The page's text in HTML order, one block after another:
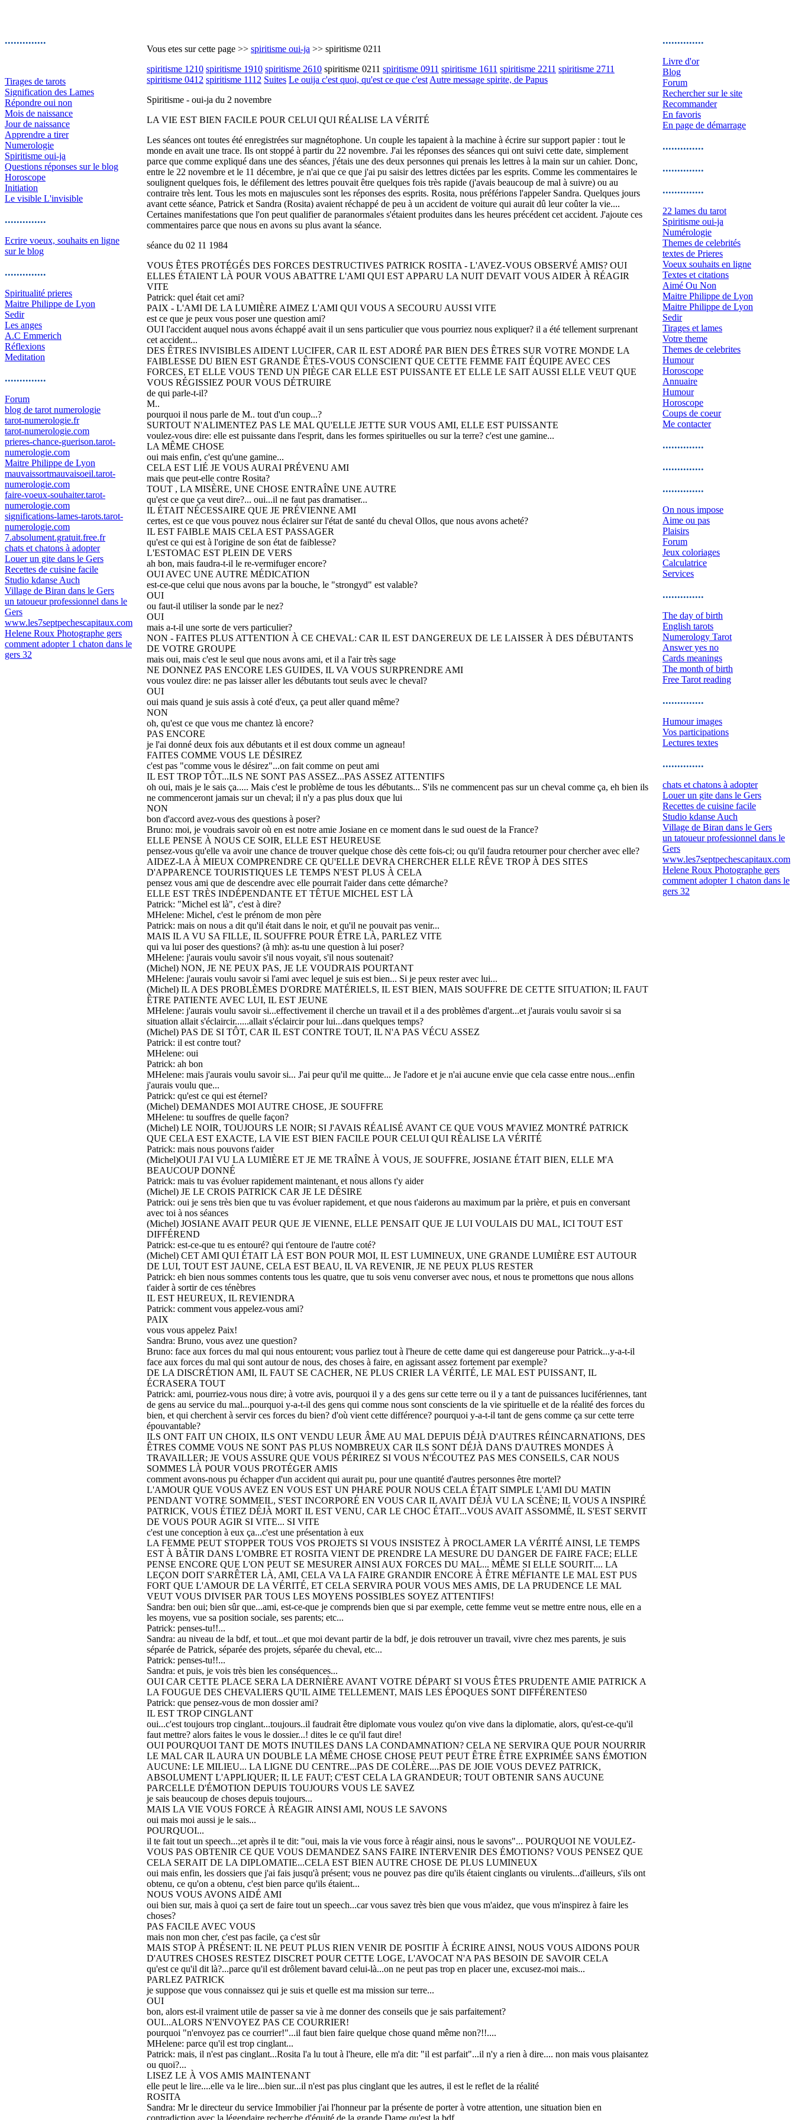
..............
Tirages de tarots
Signification des Lames
Répondre oui non
Mois de naissance
Jour de naissance
Apprendre a tirer
Numerologie
Spiritisme oui-ja
Questions réponses sur le blog
Horoscope
Initiation
Le visible L'invisible
..............
Ecrire voeux, souhaits en ligne
sur le blog
..............
Spiritualité prieres
Maitre Philippe de Lyon
Sedir
Les anges
A.C Emmerich
Réflexions
Meditation
..............
Forum
blog de tarot numerologie
tarot-numerologie.fr
tarot-numerologie.com
prieres-chance-guerison.tarot-
numerologie.com
Maitre Philippe de Lyon
mauvaissortmauvaisoeil.tarot-
numerologie.com
faire-voeux-souhaiter.tarot-
numerologie.com
significations-lames-tarots.tarot-
numerologie.com
7.absolument.gratuit.free.fr
chats et chatons à adopter
Louer un gite dans le Gers
Recettes de cuisine facile
Studio kdanse Auch
Village de Biran dans le Gers
un tatoueur professionnel dans le
Gers
www.les7septpechescapitaux.com
Helene Roux Photographe gers
comment adopter 1 chaton dans le
gers 32
Vous etes sur cette page >> spiritisme oui-ja >> spiritisme 0211
spiritisme 1210 spiritisme 1910 spiritisme 2610 spiritisme 0211 spiritisme 0911 spiritisme 1611 spiritisme 2211 spiritisme 2711
spiritisme 0412 spiritisme 1112 Suites Le ouija c'est quoi, qu'est ce que c'est Autre message spirite, de Papus
Spiritisme - oui-ja du 2 novembre
LA VIE EST BIEN FACILE POUR CELUI QUI RÉALISE LA VÉRITÉ
Les séances ont toutes été enregistrées sur magnétophone. Un couple les tapaient à la machine à écrire sur support papier : tout le
monde en avait une trace. Ils ont stoppé à partir du 22 novembre. J'ai les réponses des séances qui ont suivi cette date, simplement
parce que comme expliqué dans une des séances, j'étais une des deux personnes qui prenais les lettres à la main sur un cahier. Donc,
entre le 22 novembre et le 11 décembre, je n'ai que ce que j'ai pu saisir des lettres dictées par les esprits. Comme les commentaires le
soulignent quelques fois, le défilement des lettres pouvait être quelques fois très rapide (j'avais beaucoup de mal à suivre) ou au
contraire très lent. Tous les mots en majuscules sont les réponses des esprits. Rosita, nous préférions l'appeler Sandra. Quelques jours
avant cette séance, Patrick et Sandra (Rosita) avaient réchappé de peu à un accident de voiture qui aurait dû leur coûter la vie....
Certaines manifestations que l'on peut qualifier de paranormales s'étaient produites dans les heures précédent cet accident. J'ajoute ces
commentaires parce que nous en avons su plus avant la séance.
séance du 02 11 1984
VOUS ÊTES PROTÉGÉS DES FORCES DESTRUCTIVES PATRICK ROSITA - L'AVEZ-VOUS OBSERVÉ AMIS? OUI
ELLES ÉTAIENT LÀ POUR VOUS ABATTRE L'AMI QUI EST APPARU LA NUIT DEVAIT VOUS AIDER À RÉAGIR
VITE
Patrick: quel était cet ami?
PAIX - L'AMI DE LA LUMIÈRE AIMEZ L'AMI QUI VOUS A SECOURU AUSSI VITE
est ce que je peux vous poser une question ami?
OUI l'accident auquel nous avons échappé avait il un sens particulier que vous pourriez nous expliquer? il a été tellement surprenant
cet accident...
DES ÊTRES INVISIBLES AIDENT LUCIFER, CAR IL EST ADORÉ PAR BIEN DES ÊTRES SUR VOTRE MONDE LA
FAIBLESSE DU BIEN EST GRANDE ÊTES-VOUS CONSCIENT QUE CETTE FEMME FAIT ÉQUIPE AVEC CES
FORCES, ET ELLE VOUS TEND UN PIÈGE CAR ELLE EST PUISSANTE ET ELLE LE SAIT AUSSI ELLE VEUT QUE
VOUS RÉGISSIEZ POUR VOUS DÉTRUIRE
de qui parle-t-il?
M..
pourquoi il nous parle de M.. tout d'un coup...?
SURTOUT N'ALIMENTEZ PAS LE MAL QU'ELLE JETTE SUR VOUS AMI, ELLE EST PUISSANTE
voulez-vous dire: elle est puissante dans l'esprit, dans les formes spirituelles ou sur la terre? c'est une gamine...
LA MÊME CHOSE
oui mais enfin, c'est qu'une gamine...
CELA EST LIÉ JE VOUS AURAI PRÉVENU AMI
mais que peut-elle contre Rosita?
TOUT , LA MISÈRE, UNE CHOSE ENTRAÎNE UNE AUTRE
qu'est ce que ça veut dire?... oui...il ne faut pas dramatiser...
IL ÉTAIT NÉCESSAIRE QUE JE PRÉVIENNE AMI
certes, est ce que vous pouvez nous éclairer sur l'état de santé du cheval Ollos, que nous avons acheté?
IL EST FAIBLE MAIS CELA EST PASSAGER
qu'est ce qui est à l'origine de son état de faiblesse?
L'ESTOMAC EST PLEIN DE VERS
ah bon, mais faudra-t-il le re-vermifuger encore?
OUI AVEC UNE AUTRE MÉDICATION
est-ce-que celui que nous avons par la bouche, le "strongyd" est valable?
OUI
ou faut-il utiliser la sonde par le nez?
OUI
mais a-t-il une sorte de vers particulier?
NON - FAITES PLUS ATTENTION À CE CHEVAL: CAR IL EST DANGEREUX DE LE LAISSER À DES DÉBUTANTS
DE VOTRE GROUPE
mais oui, mais c'est le seul que nous avons ami, et il a l'air très sage
NE DONNEZ PAS ENCORE LES GUIDES, IL VA VOUS SURPRENDRE AMI
vous voulez dire: ne pas laisser aller les débutants tout seuls avec le cheval?
OUI
oui mais quand je suis assis à coté d'eux, ça peut aller quand même?
NON
oh, qu'est ce que vous me chantez là encore?
PAS ENCORE
je l'ai donné deux fois aux débutants et il est doux comme un agneau!
FAITES COMME VOUS LE DÉSIREZ
c'est pas "comme vous le désirez"...on fait comme on peut ami
IL EST TROP TÔT...ILS NE SONT PAS ASSEZ...PAS ASSEZ ATTENTIFS
oh oui, mais je le sais ça..... Mais c'est le problème de tous les débutants... S'ils ne commencent pas sur un cheval comme ça, eh bien ils
ne commenceront jamais sur un cheval; il n'y a pas plus doux que lui
NON
bon d'accord avez-vous des questions à poser?
Bruno: moi, je voudrais savoir où en est notre amie Josiane en ce moment dans le sud ouest de la France?
ELLE PENSE À NOUS CE SOIR, ELLE EST HEUREUSE
pensez-vous qu'elle va avoir une chance de trouver quelque chose dès cette fois-ci; ou qu'il faudra retourner pour chercher avec elle?
AIDEZ-LA À MIEUX COMPRENDRE CE QU'ELLE DEVRA CHERCHER ELLE RÊVE TROP À DES SITES
D'APPARENCE TOURISTIQUES LE TEMPS N'EST PLUS À CELA
pensez vous ami que de descendre avec elle pourrait l'aider dans cette démarche?
ELLE EST TRÈS INDÉPENDANTE ET TÊTUE MICHEL EST LÀ
Patrick: "Michel est là", c'est à dire?
MHelene: Michel, c'est le prénom de mon père
Patrick: mais on nous a dit qu'il était dans le noir, et qu'il ne pouvait pas venir...
MAIS IL A VU SA FILLE, IL SOUFFRE POUR ÊTRE LÀ, PARLEZ VITE
qui va lui poser des questions? (à mh): as-tu une question à lui poser?
MHelene: j'aurais voulu savoir s'il nous voyait, s'il nous soutenait?
(Michel) NON, JE NE PEUX PAS, JE LE VOUDRAIS POURTANT
MHelene: j'aurais voulu savoir si l'ami avec lequel je suis est bien... Si je peux rester avec lui...
(Michel) IL A DES PROBLÈMES D'ORDRE MATÉRIELS, IL EST BIEN, MAIS SOUFFRE DE CETTE SITUATION; IL FAUT
ÊTRE PATIENTE AVEC LUI, IL EST JEUNE
MHelene: j'aurais voulu savoir si...effectivement il cherche un travail et il a des problèmes d'argent...et j'aurais voulu savoir si sa
situation allait s'éclaircir......allait s'éclaircir pour lui...dans quelques temps?
(Michel) PAS DE SI TÔT, CAR IL EST CONTRE TOUT, IL N'A PAS VÉCU ASSEZ
Patrick: il est contre tout?
MHelene: oui
Patrick: ah bon
MHelene: mais j'aurais voulu savoir si... J'ai peur qu'il me quitte... Je l'adore et je n'ai aucune envie que cela casse entre nous...enfin
j'aurais voulu que...
Patrick: qu'est ce qui est éternel?
(Michel) DEMANDES MOI AUTRE CHOSE, JE SOUFFRE
MHelene: tu souffres de quelle façon?
(Michel) LE NOIR, TOUJOURS LE NOIR; SI J'AVAIS RÉALISÉ AVANT CE QUE VOUS M'AVIEZ MONTRÉ PATRICK
QUE CELA EST EXACTE, LA VIE EST BIEN FACILE POUR CELUI QUI RÉALISE LA VÉRITÉ
Patrick: mais nous pouvons t'aider
(Michel)OUI J'AI VU LA LUMIÈRE ET JE ME TRAÎNE À VOUS, JE SOUFFRE, JOSIANE ÉTAIT BIEN, ELLE M'A
BEAUCOUP DONNÉ
Patrick: mais tu vas évoluer rapidement maintenant, et nous allons t'y aider
(Michel) JE LE CROIS PATRICK CAR JE LE DÉSIRE
Patrick: oui je sens très bien que tu vas évoluer rapidement, et que nous t'aiderons au maximum par la prière, et puis en conversant
avec toi à nos séances
(Michel) JOSIANE AVAIT PEUR QUE JE VIENNE, ELLE PENSAIT QUE JE LUI VOULAIS DU MAL, ICI TOUT EST
DIFFÉREND
Patrick: est-ce-que tu es entouré? qui t'entoure de l'autre coté?
(Michel) CET AMI QUI ÉTAIT LÀ EST BON POUR MOI, IL EST LUMINEUX, UNE GRANDE LUMIÈRE EST AUTOUR
DE LUI, TOUT EST JAUNE, CELA EST BEAU, IL VA REVENIR, JE NE PEUX PLUS RESTER
Patrick: eh bien nous sommes contents tous les quatre, que tu sois venu converser avec nous, et nous te promettons que nous allons
t'aider à sortir de ces ténèbres
IL EST HEUREUX, IL REVIENDRA
Patrick: comment vous appelez-vous ami?
PAIX
vous vous appelez Paix!
Sandra: Bruno, vous avez une question?
Bruno: face aux forces du mal qui nous entourent; vous parliez tout à l'heure de cette dame qui est dangereuse pour Patrick...y-a-t-il
face aux forces du mal qui sont autour de nous, des choses à faire, en agissant assez fortement par exemple?
DE LA DISCRÉTION AMI, IL FAUT SE CACHER, NE PLUS CRIER LA VÉRITÉ, LE MAL EST PUISSANT, IL
ÉCRASERA TOUT
Patrick: ami, pourriez-vous nous dire; à votre avis, pourquoi il y a des gens sur cette terre ou il y a tant de puissances lucifériennes, tant
de gens au service du mal...pourquoi y-a-t-il des gens qui comme nous sont conscients de la vie spirituelle et de la réalité des forces du
bien, et qui cherchent à servir ces forces du bien? d'où vient cette différence? pourquoi y-a-t-il tant de gens comme ça sur cette terre
épouvantable?
ILS ONT FAIT UN CHOIX, ILS ONT VENDU LEUR ÂME AU MAL DEPUIS DÉJÀ D'AUTRES RÉINCARNATIONS, DES
ÊTRES COMME VOUS NE SONT PAS PLUS NOMBREUX CAR ILS SONT DÉJÀ DANS D'AUTRES MONDES À
TRAVAILLER; JE VOUS ASSURE QUE VOUS PÉRIREZ SI VOUS N'ÉCOUTEZ PAS MES CONSEILS, CAR NOUS
SOMMES LÀ POUR VOUS PROTÉGER AMIS
comment avons-nous pu échapper d'un accident qui aurait pu, pour une quantité d'autres personnes être mortel?
L'AMOUR QUE VOUS AVEZ EN VOUS EST UN PHARE POUR NOUS CELA ÉTAIT SIMPLE L'AMI DU MATIN
PENDANT VOTRE SOMMEIL, S'EST INCORPORÉ EN VOUS CAR IL AVAIT DÉJÀ VU LA SCÈNE; IL VOUS A INSPIRÉ
PATRICK, VOUS ÉTIEZ DÉJÀ MORT IL EST VENU, CAR LE CHOC ÉTAIT...VOUS AVAIT ASSOMMÉ, IL S'EST SERVIT
DE VOUS POUR AGIR SI VITE... SI VITE
c'est une conception à eux ça...c'est une présentation à eux
LA FEMME PEUT STOPPER TOUS VOS PROJETS SI VOUS INSISTEZ À PROCLAMER LA VÉRITÉ AINSI, LE TEMPS
EST À BÂTIR DANS L'OMBRE ET ROSITA VIENT DE PRENDRE LA MESURE DU DANGER DE FAIRE FACE; ELLE
PENSE ENCORE QUE L'ON PEUT SE MESURER AINSI AUX FORCES DU MAL... MÊME SI ELLE SOURIT.... LA
LEÇON DOIT S'ARRÊTER LÀ, AMI, CELA VA LA FAIRE GRANDIR ENCORE À ÊTRE MÉFIANTE LE MAL EST PUS
FORT QUE L'AMOUR DE LA VÉRITÉ, ET CELA SERVIRA POUR VOUS MES AMIS, DE LA PRUDENCE LE MAL
VEUT VOUS DIVISER PAR TOUS LES MOYENS POSSIBLES SOYEZ ATTENTIFS!
Sandra: ben oui; bien sûr que...ami, est-ce-que je comprends bien que si par exemple, cette femme veut se mettre entre nous, elle en a
les moyens, vue sa position sociale, ses parents; etc...
Patrick: penses-tu!!...
Sandra: au niveau de la bdf, et tout...et que moi devant partir de la bdf, je dois retrouver un travail, vivre chez mes parents, je suis
séparée de Patrick, séparée des projets, séparée du cheval, etc...
Patrick: penses-tu!!...
Sandra: et puis, je vois très bien les conséquences...
OUI CAR CETTE PLACE SERA LA DERNIÈRE AVANT VOTRE DÉPART SI VOUS ÊTES PRUDENTE AMIE PATRICK A
LA FOUGUE DES CHEVALIERS QU'IL AIME TELLEMENT, MAIS LES ÉPOQUES SONT DIFFÉRENTES0
Patrick: que pensez-vous de mon dossier ami?
IL EST TROP CINGLANT
oui...c'est toujours trop cinglant...toujours..il faudrait être diplomate vous voulez qu'on vive dans la diplomatie, alors, qu'est-ce-qu'il
faut mettre? alors faites le vous le dossier...! dites le ce qu'il faut dire!
OUI POURQUOI TANT DE MOTS INUTILES DANS LA CONDAMNATION? CELA NE SERVIRA QUE POUR NOURRIR
LE MAL CAR IL AURA UN DOUBLE LA MÊME CHOSE CHOSE PEUT PEUT ÊTRE ÊTRE EXPRIMÉE SANS ÉMOTION
AUCUNE: LE MILIEU... LA LIGNE DU CENTRE...PAS DE COLÈRE....PAS DE JOIE VOUS DEVEZ PATRICK,
ABSOLUMENT L'APPLIQUER; IL LE FAUT; C'EST CELA LA GRANDEUR; TOUT OBTENIR SANS AUCUNE
PARCELLE D'ÉMOTION DEPUIS TOUJOURS VOUS LE SAVEZ
je sais beaucoup de choses depuis toujours...
MAIS LA VIE VOUS FORCE À RÉAGIR AINSI AMI, NOUS LE SAVONS
oui mais moi aussi je le sais...
POURQUOI...
il te fait tout un speech...;et après il te dit: "oui, mais la vie vous force à réagir ainsi, nous le savons"... POURQUOI NE VOULEZ-
VOUS PAS OBTENIR CE QUE VOUS DEMANDEZ SANS FAIRE INTERVENIR DES ÉMOTIONS? VOUS PENSEZ QUE
CELA SERAIT DE LA DIPLOMATIE...CELA EST BIEN AUTRE CHOSE DE PLUS LUMINEUX
oui mais enfin, les dossiers que j'ai fais jusqu'à présent; vous ne pouvez pas dire qu'ils étaient cinglants ou virulents...d'ailleurs, s'ils ont
obtenu, ce qu'on a obtenu, c'est bien parce qu'ils étaient...
NOUS VOUS AVONS AIDÉ AMI
oui bien sur, mais à quoi ça sert de faire tout un speech...car vous savez très bien que vous m'aidez, que vous m'inspirez à faire les
choses?
PAS FACILE AVEC VOUS
mais non mon cher, c'est pas facile, ça c'est sûr
MAIS STOP À PRÉSENT: IL NE PEUT PLUS RIEN VENIR DE POSITIF À ÉCRIRE AINSI, NOUS VOUS AIDONS POUR
D'AUTRES CHOSES RESTEZ DISCRET POUR CETTE LOGE, L'AVOCAT N'A PAS BESOIN DE SAVOIR CELA
qu'est ce qu'il dit là?...parce qu'il est drôlement bavard celui-là...on ne peut pas trop en placer une, excusez-moi mais...
PARLEZ PATRICK
je suppose que vous connaissez qui je suis et quelle est ma mission sur terre...
OUI
bon, alors est-il vraiment utile de passer sa vie à me donner des conseils que je sais parfaitement?
OUI...ALORS N'ENVOYEZ PAS CE COURRIER!
pourquoi "n'envoyez pas ce courrier!"...il faut bien faire quelque chose quand même non?!!....
MHelene: parce qu'il est trop cinglant...
Patrick: mais, il n'est pas cinglant...Rosita l'a lu tout à l'heure, elle m'a dit: "il est parfait"...il n'y a rien à dire.... non mais vous plaisantez
ou quoi?...
LISEZ LE À VOS AMIS MAINTENANT
elle peut le lire....elle va le lire...bien sur...il n'est pas plus cinglant que les autres, il est le reflet de la réalité
ROSITA
Sandra: Mr le directeur du service Immobilier j'ai l'honneur par la présente de porter à votre attention, une situation bien en
contradiction avec la légendaire recherche d'équité de la grande Dame qu'est la bdf
..............
Livre d'or
Blog
Forum
Rechercher sur le site
Recommander
En favoris
En page de démarrage
..............
..............
..............
22 lames du tarot
Spiritisme oui-ja
Numérologie
Themes de celebrités
textes de Prieres
Voeux souhaits en ligne
Textes et citations
Aimé Ou Non
Maitre Philippe de Lyon
Maitre Philippe de Lyon
Sedir
Tirages et lames
Votre theme
Themes de celebrites
Humour
Horoscope
Annuaire
Humour
Horoscope
Coups de coeur
Me contacter
..............
..............
..............
On nous impose
Aime ou pas
Plaisirs
Forum
Jeux coloriages
Calculatrice
Services
..............
The day of birth
English tarots
Numerology Tarot
Answer yes no
Cards meanings
The month of birth
Free Tarot reading
..............
Humour images
Vos participations
Lectures textes
..............
chats et chatons à adopter
Louer un gite dans le Gers
Recettes de cuisine facile
Studio kdanse Auch
Village de Biran dans le Gers
un tatoueur professionnel dans le
Gers
www.les7septpechescapitaux.com
Helene Roux Photographe gers
comment adopter 1 chaton dans le
gers 32